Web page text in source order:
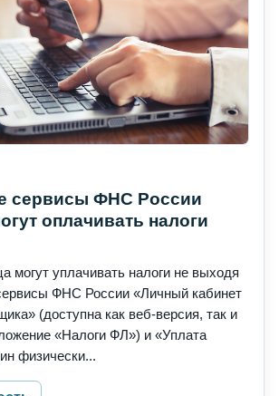
сервисы ФНС России
оплачивать налоги
могут уплачивать налоги не выходя
ФНС России «Личный кабинет
(доступна как веб-версия, так и
«Налоги ФЛ») и «Уплата
физически...